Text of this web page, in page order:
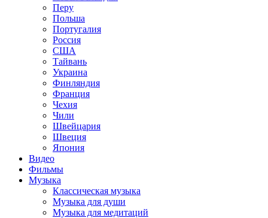
Перу
Польша
Португалия
Россия
США
Тайвань
Украина
Финляндия
Франция
Чехия
Чили
Швейцария
Швеция
Япония
Видео
Фильмы
Музыка
Классическая музыка
Музыка для души
Музыка для медитаций